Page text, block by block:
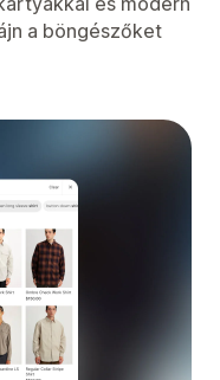
a böngészőket